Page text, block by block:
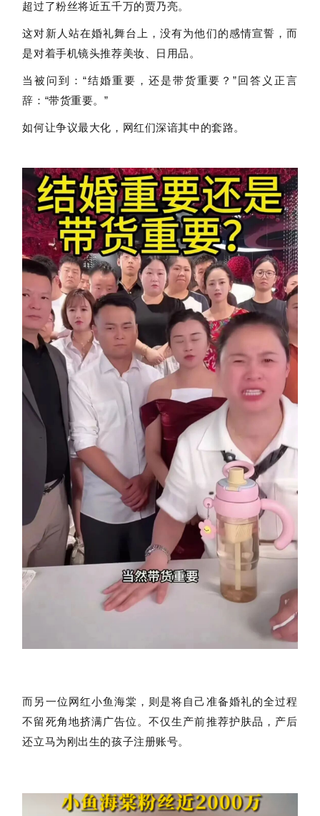
超过了粉丝将近五千万的贾乃亮。
这对新人站在婚礼舞台上，没有为他们的感情宣誓，而
是对着手机镜头推荐美妆、日用品。
当被问到：“结婚重要，还是带货重要？”回答义正言
辞：“带货重要。”
如何让争议最大化，网红们深谙其中的套路。
而另一位网红小鱼海棠，则是将自己准备婚礼的全过程
不留死角地挤满广告位。不仅生产前推荐护肤品，产后
还立马为刚出生的孩子注册账号。